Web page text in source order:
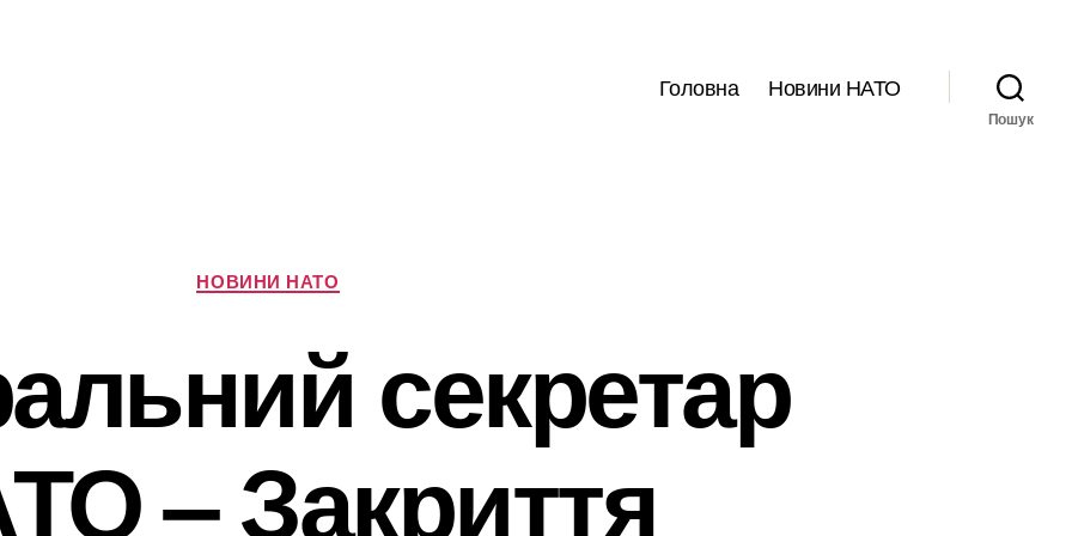
Головна Новини НАТО
Пошук
Категорії
НОВИНИ НАТО
секретар
– Закриття